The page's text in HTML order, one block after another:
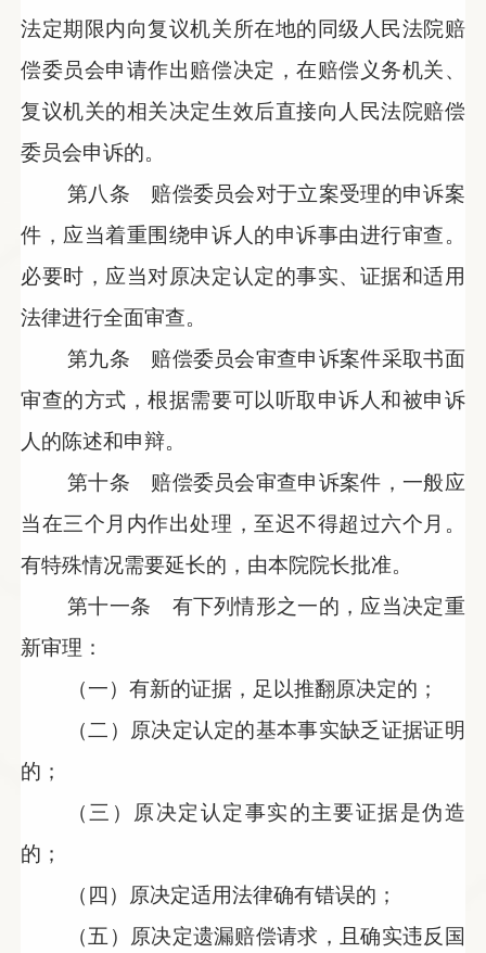
法定期限内向复议机关所在地的同级人民法院赔
偿委员会申请作出赔偿决定，在赔偿义务机关、
复议机关的相关决定生效后直接向人民法院赔偿
委员会申诉的。
第八条 赔偿委员会对于立案受理的申诉案
件，应当着重围绕申诉人的申诉事由进行审查。
必要时，应当对原决定认定的事实、证据和适用
法律进行全面审查。
第九条 赔偿委员会审查申诉案件采取书面
审查的方式，根据需要可以听取申诉人和被申诉
人的陈述和申辩。
第十条 赔偿委员会审查申诉案件，一般应
当在三个月内作出处理，至迟不得超过六个月。
有特殊情况需要延长的，由本院院长批准。
第十一条 有下列情形之一的，应当决定重
新审理：
（一）有新的证据，足以推翻原决定的；
（二）原决定认定的基本事实缺乏证据证明
的；
（三）原决定认定事实的主要证据是伪造
的；
（四）原决定适用法律确有错误的；
（五）原决定遗漏赔偿请求，且确实违反国